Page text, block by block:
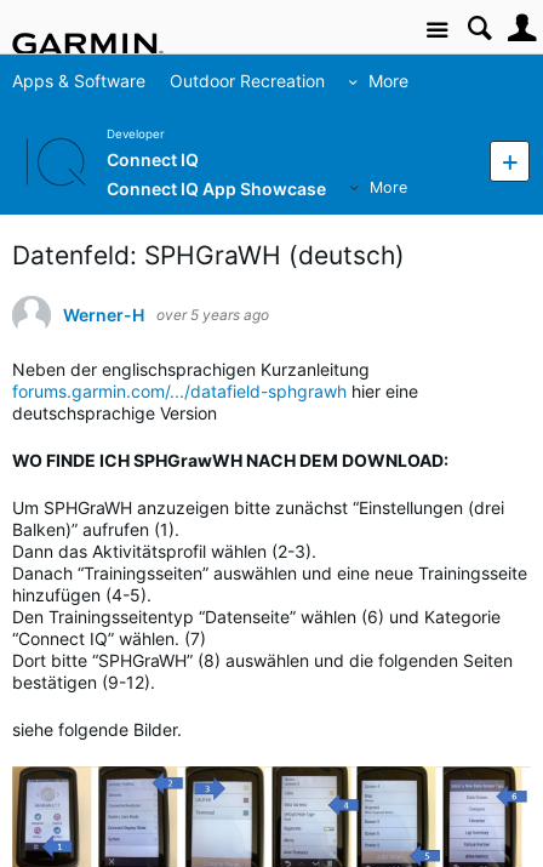
Site
Apps & Software Outdoor Recreation More
Developer
Connect IQ
Connect IQ App Showcase
More
Datenfeld: SPHGraWH (deutsch)
Werner-H over 5 years ago
Neben der englischsprachigen Kurzanleitung
forums.garmin.com/.../datafield-sphgrawh hier eine
deutschsprachige Version
WO FINDE ICH SPHGrawWH NACH DEM DOWNLOAD:
Um SPHGraWH anzuzeigen bitte zunächst “Einstellungen (drei
Balken)” aufrufen (1).
Dann das Aktivitätsprofil wählen (2-3).
Danach “Trainingsseiten” auswählen und eine neue Trainingsseite
hinzufügen (4-5).
Den Trainingsseitentyp “Datenseite” wählen (6) und Kategorie
“Connect IQ” wählen. (7)
Dort bitte “SPHGraWH” (8) auswählen und die folgenden Seiten
bestätigen (9-12).
siehe folgende Bilder.